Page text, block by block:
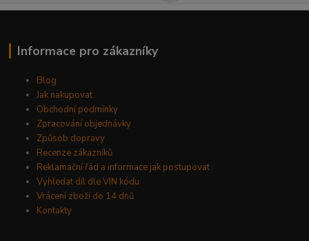
Informace pro zákazníky
Blog
Jak nakupovat
Obchodní podmínky
Zpracování objednávky
Způsob dopravy
Recenze zákazníků
Reklamační řád a informace jak postupovat
Vyhledat díl dle VIN kódu
Vrácení zboží do 14 dnů
Kontakty